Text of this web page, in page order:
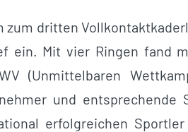
zum dritten
ein. Mit vier Ringen fand
(Unmittelbaren
und entsprechende
erfolgreichen